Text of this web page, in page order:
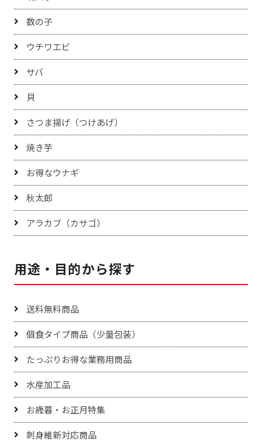
数の子
ウチワエビ
サバ
貝
さつま揚げ（つけあげ）
焼き芋
お得なウナギ
秋太郎
アラカブ（カサゴ）
用途・目的から探す
送料無料商品
個食タイプ商品（少量包装）
たっぷりお得な業務用商品
水産加工品
お歳暮・お正月特集
刺身維新対応商品